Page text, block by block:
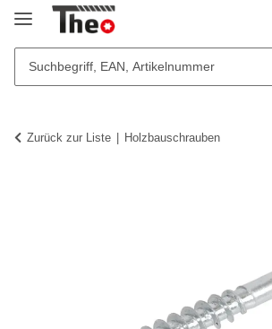
Zurück zur Liste Holzbauschrauben